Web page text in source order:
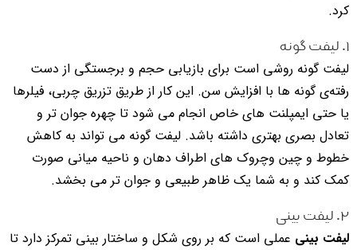
کرد.
۱. لیفت گونه
لیفت گونه روشی است برای بازیابی حجم و برجستگی از دست
رفته‌ی گونه ها با افزایش سن. این کار از طریق تزریق چربی، فیلرها
یا حتی ایمپلنت های خاص انجام می شود تا چهره جوان تر و
تعادل بصری بهتری داشته باشد. لیفت گونه می تواند به کاهش
خطوط و چین وچروک های اطراف دهان و ناحیه میانی صورت
کمک کند و به شما یک ظاهر طبیعی و جوان تر می بخشد.
۲. لیفت بینی
لیفت بینی عملی است که بر روی شکل و ساختار بینی تمرکز دارد تا